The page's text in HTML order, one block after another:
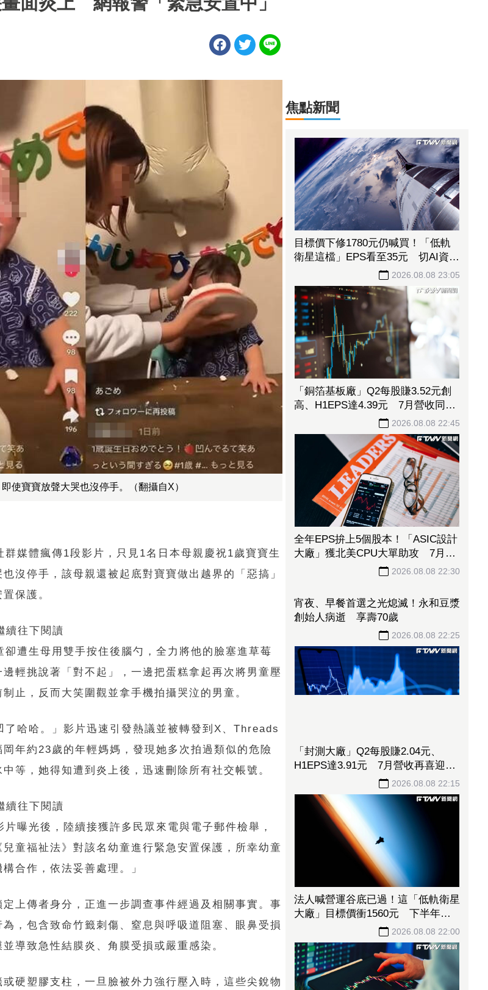
使寶寶放聲大哭也沒停手。（翻攝自X）
媒體瘋傳1段影片，只見1名日本母親慶祝1歲寶寶生
沒停手，該母親還被起底對寶寶做出越界的「惡搞」
保護。
續往下閱讀
遭生母用雙手按住後腦勺，全力將他的臉塞進草莓
輕挑說著「對不起」，一邊把蛋糕拿起再次將男童壓
止，反而大笑圍觀並拿手機拍攝哭泣的男童。
哈哈。」影片迅速引發熱議並被轉發到X、Threads
年約23歲的年輕媽媽，發現她多次拍過類似的危險
等，她得知遭到炎上後，迅速刪除所有社交帳號。
續往下閱讀
曝光後，陸續接獲許多民眾來電與電子郵件檢舉，
童福祉法》對該名幼童進行緊急安置保護，所幸幼童
合作，依法妥善處理。」
上傳者身分，正進一步調查事件經過及相關事實。事
，包含致命竹籤刺傷、窒息與呼吸道阻塞、眼鼻受損
導致急性結膜炎、角膜受損或嚴重感染。
硬塑膠支柱，一旦臉被外力強行壓入時，這些尖銳物
焦點新聞
目標價下修1780元仍喊買！「低軌
衛星這檔」EPS看至35元 切AI資料
中心市場猛添營運動能2026.08.08 23:05
「銅箔基板廠」Q2每股賺3.52元創
高、H1EPS達4.39元 7月營收同締
新猷、年增96.88%
2026.08.08 22:45
全年EPS拚上5個股本！「ASIC設計
大廠」獲北美CPU大單助攻 7月營
2026.08.08 22:30
宵夜、早餐首選之光熄滅！永和豆漿
「封測大廠」Q2每股賺2.04元、
H1EPS達3.91元 7月營收再喜迎年
2026.08.08 22:15
法人喊營運谷底已過！這「低軌衛星